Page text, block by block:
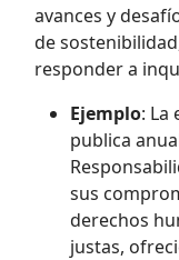
avances y
de
responder a
Ejemplo: La
publica
sus
derechos
justas,